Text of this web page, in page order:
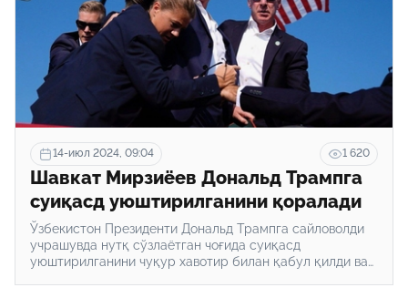
14-июл 2024, 09:04 1 620
Шавкат Мирзиёев Дональд Трампга
суиқасд уюштирилганини қоралади
Ўзбекистон Президенти Дональд Трампга сайловолди
учрашувда нутқ сўзлаётган чоғида суиқасд
уюштирилганини чуқур хавотир билан қабул қилди ва